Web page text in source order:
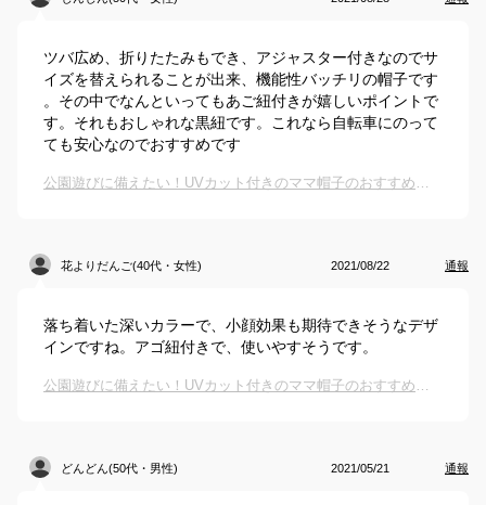
ツバ広め、折りたたみもでき、アジャスター付きなのでサ
イズを替えられることが出来、機能性バッチリの帽子です
。その中でなんといってもあご紐付きが嬉しいポイントで
す。それもおしゃれな黒紐です。これなら自転車にのって
ても安心なのでおすすめです
公園遊びに備えたい！UVカット付きのママ帽子のおすすめは？
花よりだんご(40代・女性) 2021/08/22 通報
落ち着いた深いカラーで、小顔効果も期待できそうなデザ
インですね。アゴ紐付きで、使いやすそうです。
公園遊びに備えたい！UVカット付きのママ帽子のおすすめは？
どんどん(50代・男性) 2021/05/21 通報